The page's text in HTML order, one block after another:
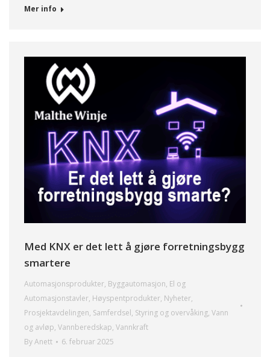
Mer info
Med KNX er det lett å gjøre forretningsbygg
smartere
Automasjonsprodukter, Byggautomasjon, El og
Automasjonstavler, Høyspentprodukter, Nyheter,
Prosjektavdelingen, Samferdsel, Styring og overvåking, Vann
og avløp, Vannberedskap, Vannkraft
ByAnett 6. februar 2025